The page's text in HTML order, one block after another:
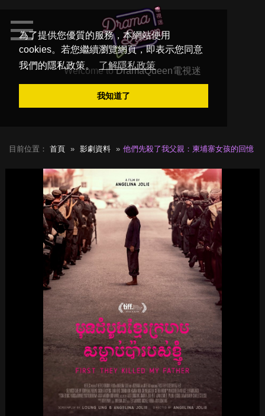
為了提供您優質的服務，本網站使用
cookies。若您繼續瀏覽網頁，即表示您同意
我們的隱私政策。
了解隱私政策
我知道了
Welcome toDramaQueen電視迷
目前位置： 首頁 影劇資料 他們先殺了我父親：柬埔寨女孩的回憶